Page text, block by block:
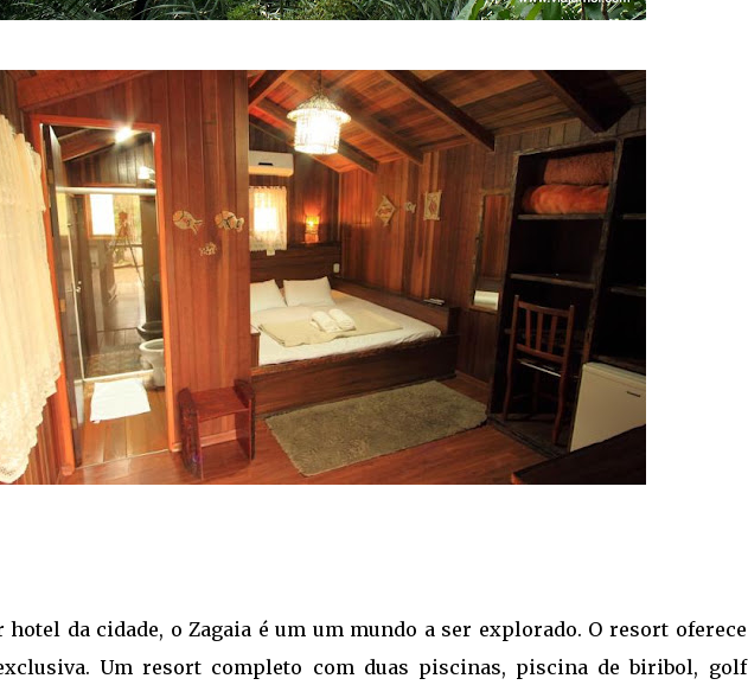
da cidade, o Zagaia é um um mundo a ser explorado. O resort oferece
Um resort completo com duas piscinas, piscina de biribol, golf